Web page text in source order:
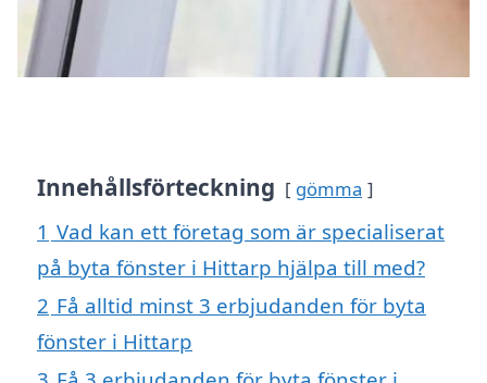
Innehållsförteckning gömma
1 Vad kan ett företag som är specialiserat
på byta fönster i Hittarp hjälpa till med?
2 Få alltid minst 3 erbjudanden för byta
fönster i Hittarp